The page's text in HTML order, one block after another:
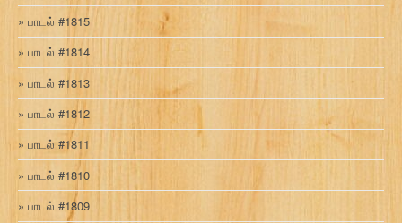
பாடல் #1815
பாடல் #1814
பாடல் #1813
பாடல் #1812
பாடல் #1811
பாடல் #1810
பாடல் #1809